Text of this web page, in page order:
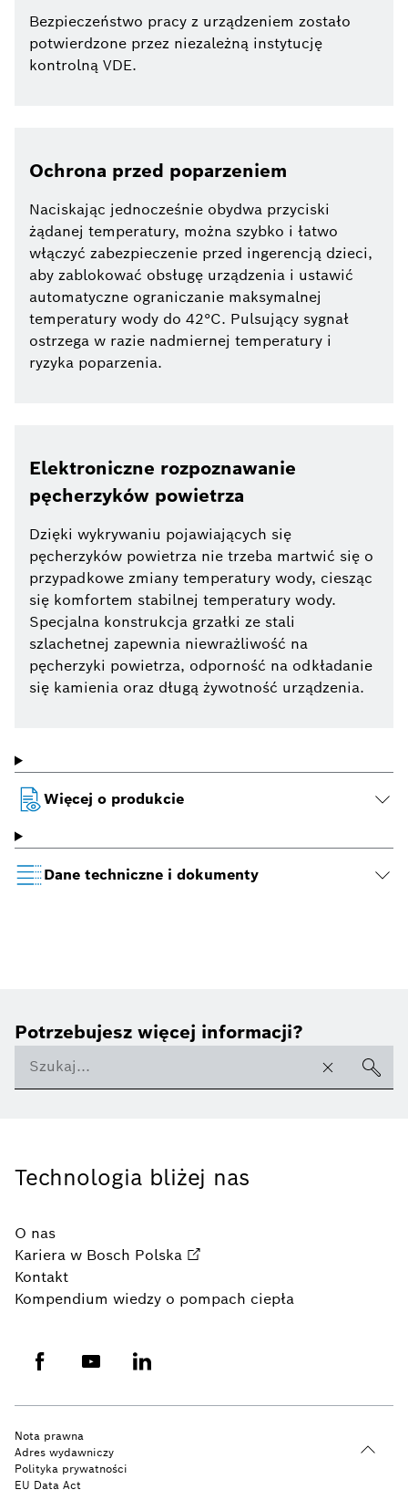
Bezpieczeństwo pracy z urządzeniem zostało
potwierdzone przez niezależną instytucję
kontrolną VDE.
Ochrona przed poparzeniem
Naciskając jednocześnie obydwa przyciski
żądanej temperatury, można szybko i łatwo
włączyć zabezpieczenie przed ingerencją dzieci,
aby zablokować obsługę urządzenia i ustawić
automatyczne ograniczanie maksymalnej
temperatury wody do 42°C. Pulsujący sygnał
ostrzega w razie nadmiernej temperatury i
ryzyka poparzenia.
Elektroniczne rozpoznawanie
pęcherzyków powietrza
Dzięki wykrywaniu pojawiających się
pęcherzyków powietrza nie trzeba martwić się o
przypadkowe zmiany temperatury wody, ciesząc
się komfortem stabilnej temperatury wody.
Specjalna konstrukcja grzałki ze stali
szlachetnej zapewnia niewrażliwość na
pęcherzyki powietrza, odporność na odkładanie
się kamienia oraz długą żywotność urządzenia.
Więcej o produkcie
Dane techniczne i dokumenty
Potrzebujesz więcej informacji?
Technologia bliżej nas
O nas
Kariera w Bosch Polska
Kontakt
Kompendium wiedzy o pompach ciepła
Nota prawna
Adres wydawniczy
Polityka prywatności
EU Data Act